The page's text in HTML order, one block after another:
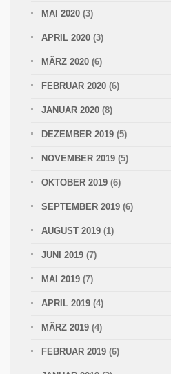
MAI 2020 (3)
APRIL 2020 (3)
MÄRZ 2020 (6)
FEBRUAR 2020 (6)
JANUAR 2020 (8)
DEZEMBER 2019 (5)
NOVEMBER 2019 (5)
OKTOBER 2019 (6)
SEPTEMBER 2019 (6)
AUGUST 2019 (1)
JUNI 2019 (7)
MAI 2019 (7)
APRIL 2019 (4)
MÄRZ 2019 (4)
FEBRUAR 2019 (6)